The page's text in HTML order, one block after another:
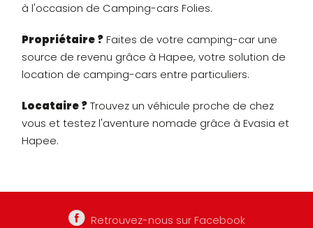
à l'occasion de Camping-cars Folies.
Propriétaire ? Faites de votre camping-car une
source de revenu grâce à Hapee, votre solution de
location de camping-cars entre particuliers.
Locataire ? Trouvez un véhicule proche de chez
vous et testez l'aventure nomade grâce à Evasia et
Hapee.
Retrouvez-nous sur Facebook